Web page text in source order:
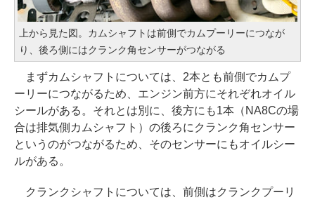
上から見た図。カムシャフトは前側でカムプーリーにつなが
り、後ろ側にはクランク角センサーがつながる
まずカムシャフトについては、2本とも前側でカムプ
ーリーにつながるため、エンジン前方にそれぞれオイル
シールがある。それとは別に、後方にも1本（NA8Cの場
合は排気側カムシャフト）の後ろにクランク角センサー
というのがつながるため、そのセンサーにもオイルシー
ルがある。
クランクシャフトについては、前側はクランクプーリ